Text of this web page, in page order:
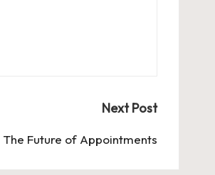
Next Post
The Future of Appointments